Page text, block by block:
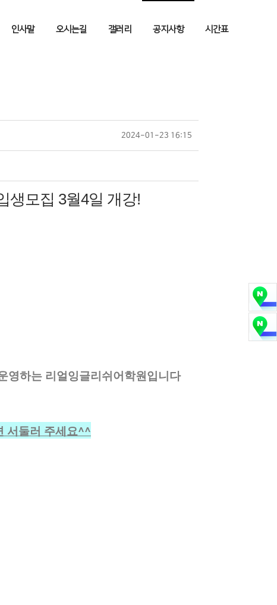
인사말 오시는길 갤러리 공지사항 시간표
2024-01-23 16:15
생모집 3월4일 개강!
영하는 리얼잉글리쉬어학원입니다
서둘러 주세요^^